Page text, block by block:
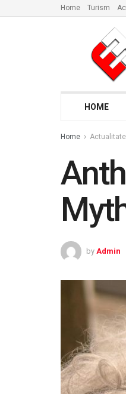
Home Turism
HOME
Home Actualitate
by Admin